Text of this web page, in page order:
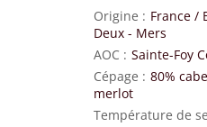
Origine France /
Deux - Mers
AOC
Sainte-Foy
Cépage
80%
merlot
Température de